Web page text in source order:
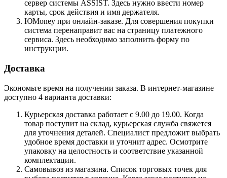
сервер системы ASSIST. Здесь нужно ввести номер
карты, срок действия и имя держателя.
ЮMoney при онлайн-заказе. Для совершения покупки
система перенаправит вас на страницу платежного
сервиса. Здесь необходимо заполнить форму по
инструкции.
Доставка
Экономьте время на получении заказа. В интернет-магазине
доступно 4 варианта доставки:
Курьерская доставка работает с 9.00 до 19.00. Когда
товар поступит на склад, курьерская служба свяжется
для уточнения деталей. Специалист предложит выбрать
удобное время доставки и уточнит адрес. Осмотрите
упаковку на целостность и соответствие указанной
комплектации.
Самовывоз из магазина. Список торговых точек для